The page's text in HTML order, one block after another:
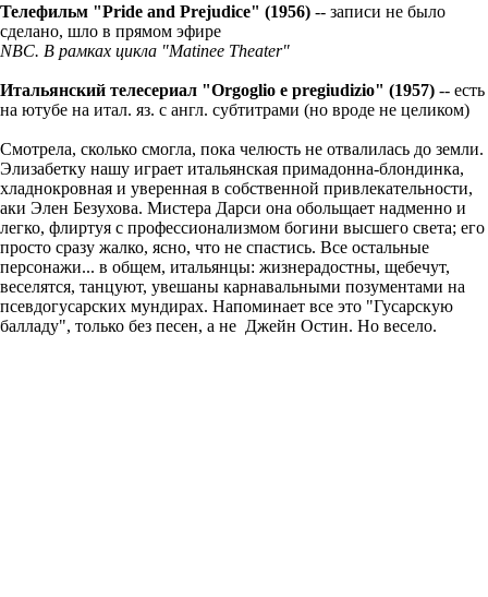
Телефильм "Pride and Prejudice" (1956) -- записи не было
сделано, шло в прямом эфире
NBC. В рамках цикла "​Matinee Theater"
Итальянский телесериал "Orgoglio e pregiudizio" (1957) -- есть
на ютубе на итал. яз. с англ. субтитрами (но вроде не целиком)
Смотрела, сколько смогла, пока челюсть не отвалилась до земли.
Элизабетку нашу играет итальянская примадонна-блондинка,
хладнокровная и уверенная в собственной привлекательности,
аки Элен Безухова. Мистера Дарси она обольщает надменно и
легко, флиртуя с профессионализмом богини высшего света; его
просто сразу жалко, ясно, что не спастись. Все остальные
персонажи... в общем, итальянцы: жизнерадостны, щебечут,
веселятся, танцуют, увешаны карнавальными позументами на
псевдогусарских мундирах. Напоминает все это "Гусарскую
балладу", только без песен, а не Джейн Остин. Но весело.